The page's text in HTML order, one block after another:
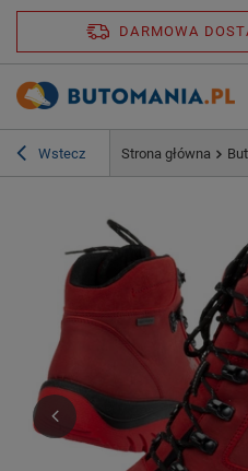
DARMOWA
Wstecz Strona główna